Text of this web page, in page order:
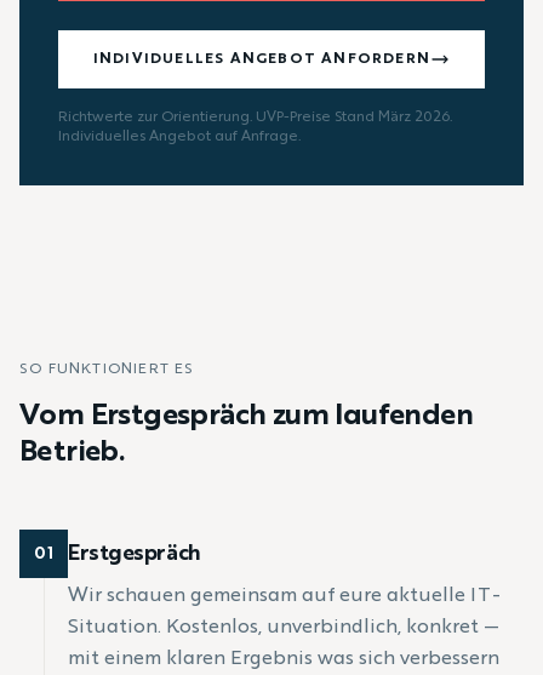
INDIVIDUELLES ANGEBOT ANFORDERN
Richtwerte zur Orientierung. UVP-Preise Stand März 2026.
Individuelles Angebot auf Anfrage.
SO FUNKTIONIERT ES
Vom Erstgespräch zum laufenden
Betrieb.
01 Erstgespräch
Wir schauen gemeinsam auf eure aktuelle IT-
Situation. Kostenlos, unverbindlich, konkret —
mit einem klaren Ergebnis was sich verbessern